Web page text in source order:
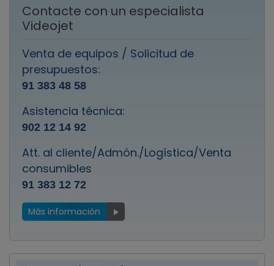
Contacte con un especialista
Videojet
Venta de equipos / Solicitud de
presupuestos:
91 383 48 58
Asistencia técnica:
902 12 14 92
Att. al cliente/Admón./Logística/Venta
consumibles
91 383 12 72
Más información